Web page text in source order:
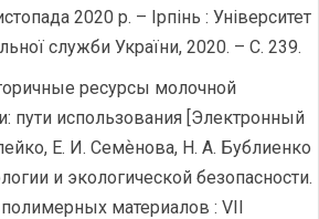
2020 р. – Ірпінь : Університет
служби України, 2020. – С. 239.
ресурсы молочной
пути использования [Электронный
Е. И. Семѐнова, Н. А. Бублиенко
и экологической безопасности.
материалов : VII